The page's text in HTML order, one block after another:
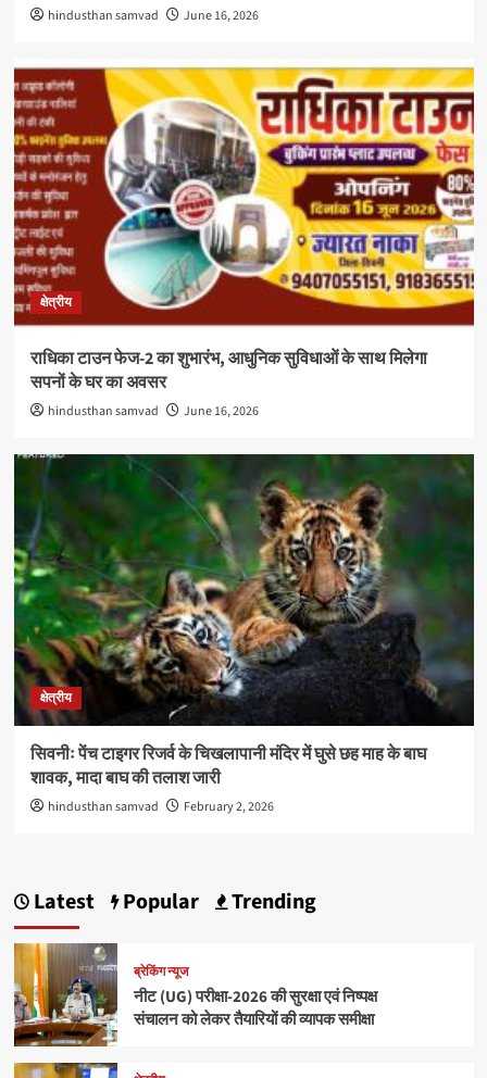
hindusthan samvad June 16, 2026
क्षेत्रीय
राधिका टाउन फेज-2 का शुभारंभ, आधुनिक सुविधाओं के साथ मिलेगा
सपनों के घर का अवसर
hindusthan samvad June 16, 2026
क्षेत्रीय
सिवनीः पेंच टाइगर रिजर्व के चिखलापानी मंदिर में घुसे छह माह के बाघ
शावक, मादा बाघ की तलाश जारी
hindusthan samvad February 2, 2026
Latest Popular Trending
ब्रेकिंग न्यूज
नीट (UG) परीक्षा-2026 की सुरक्षा एवं निष्पक्ष
संचालन को लेकर तैयारियों की व्यापक समीक्षा